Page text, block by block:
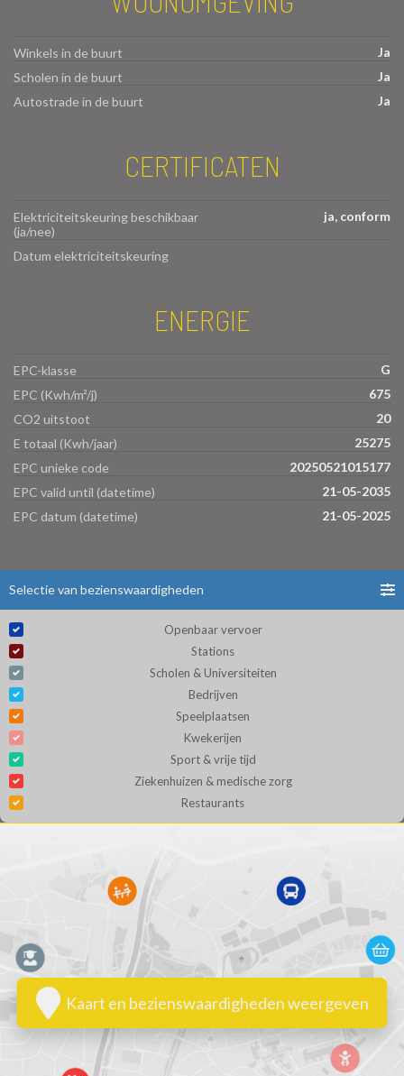
Winkels in de buurt
Ja
Scholen in de buurt
Ja
Autostrade in de buurt
Ja
CERTIFICATEN
Elektriciteitskeuring beschikbaar
(ja/nee)
ja, conform
Datum elektriciteitskeuring
ENERGIE
EPC-klasse
G
EPC (Kwh/m²/j)
675
CO2 uitstoot
20
E totaal (Kwh/jaar)
25275
EPC unieke code
20250521015177
EPC valid until (datetime)
21-05-2035
EPC datum (datetime)
21-05-2025
Selectie van bezienswaardigheden
Openbaar vervoer
Stations
Scholen & Universiteiten
Bedrijven
Speelplaatsen
Kwekerijen
Sport & vrije tijd
Ziekenhuizen & medische zorg
Restaurants
Kaart en bezienswaardigheden weergeven